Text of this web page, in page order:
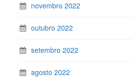
novembro 2022
outubro 2022
setembro 2022
agosto 2022